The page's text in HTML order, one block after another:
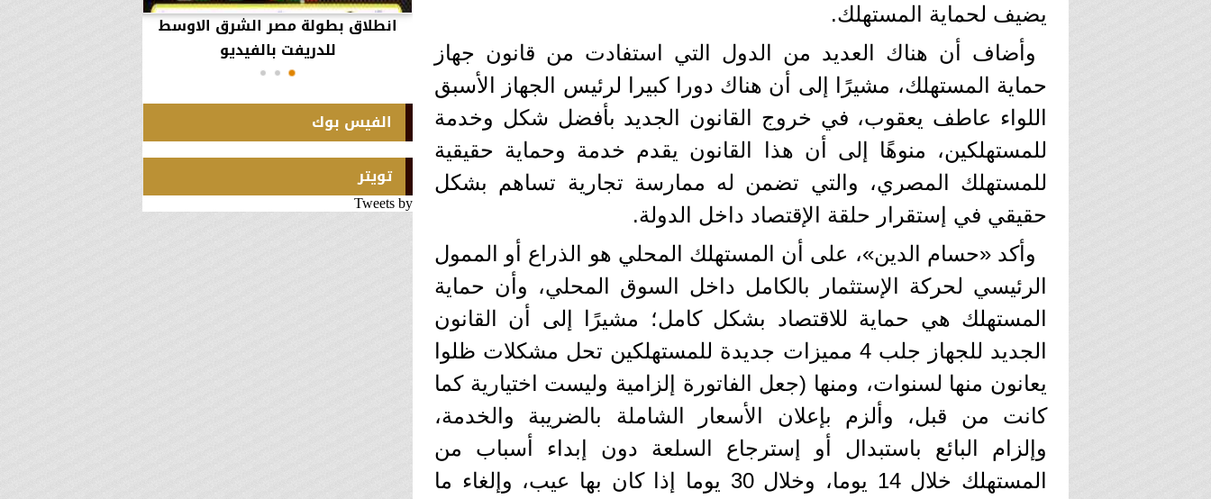
يضيف لحماية المستهلك.
وأضاف أن هناك العديد من الدول التي استفادت من قانون جهاز
حماية المستهلك، مشيرًا إلى أن هناك دورا كبيرا لرئيس الجهاز الأسبق
اللواء عاطف يعقوب، في خروج القانون الجديد بأفضل شكل وخدمة
للمستهلكين، منوهًا إلى أن هذا القانون يقدم خدمة وحماية حقيقية
للمستهلك المصري، والتي تضمن له ممارسة تجارية تساهم بشكل
حقيقي في إستقرار حلقة الإقتصاد داخل الدولة.
وأكد «حسام الدين»، على أن المستهلك المحلي هو الذراع أو الممول
الرئيسي لحركة الإستثمار بالكامل داخل السوق المحلي، وأن حماية
المستهلك هي حماية للاقتصاد بشكل كامل؛ مشيرًا إلى أن القانون
الجديد للجهاز جلب 4 مميزات جديدة للمستهلكين تحل مشكلات ظلوا
يعانون منها لسنوات، ومنها (جعل الفاتورة إلزامية وليست اختيارية كما
كانت من قبل، وألزم بإعلان الأسعار الشاملة بالضريبة والخدمة،
وإلزام البائع باستبدال أو إسترجاع السلعة دون إبداء أسباب من
المستهلك خلال 14 يوما، وخلال 30 يوما إذا كان بها عيب، وإلغاء ما
السويد بعد تحركها لثوانٍ معدودة.
انطلاق بطولة مصر الشرق الاوسط
للدريفت بالفيديو
الفيس بوك
تويتر
Tweets by